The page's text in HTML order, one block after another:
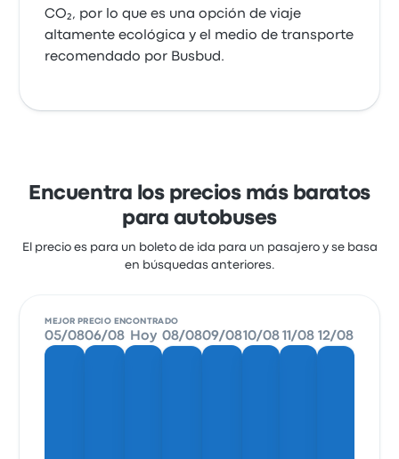
CO₂, por lo que es una opción de viaje
altamente ecológica y el medio de transporte
recomendado por Busbud.
Encuentra los precios más baratos
para autobuses
El precio es para un boleto de ida para un pasajero y se basa
en búsquedas anteriores.
MEJOR PRECIO ENCONTRADO
05/0806/08 Hoy 08/0809/0810/08 11/08 12/08